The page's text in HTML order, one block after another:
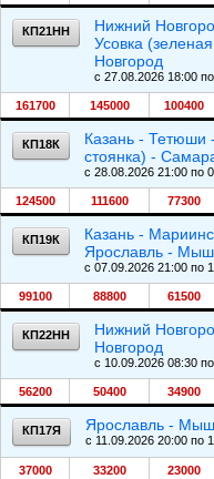
КП21НН
Нижний
Усовка
Новгород
c 27.08.2026 18:00
161700 145000 100400
КП18К
Казань - Тетюши
стоянка) -
c 28.08.2026 21:00 по
124500 111600 77300
КП19К
Казань -
Ярославль -
c 07.09.2026 21:00 по
99100 88800 61500
КП22НН
Нижний
Новгород
c 10.09.2026 08:30
56200 50400 34900
КП17Я Ярославль -
c 11.09.2026 20:00 по
37000 33200 23000